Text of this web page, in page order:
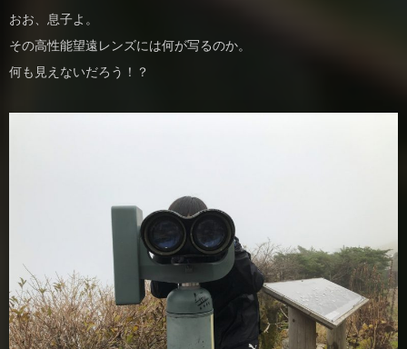
おお、息子よ。
その高性能望遠レンズには何が写るのか。
何も見えないだろう！？